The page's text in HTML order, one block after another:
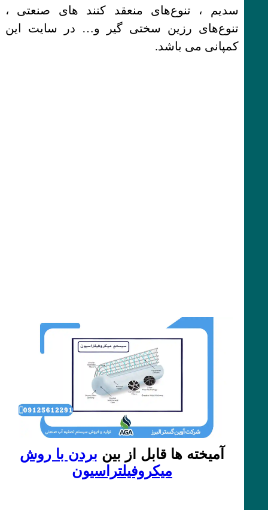
سدیم ، تنوع‌های منعقد کنند های صنعتی ،
تنوع‌های رزین سختی گیر و… در سایت این
کمپانی می باشد.
آمیخته ها قابل از بین بردن با روش
میکروفیلتراسیون